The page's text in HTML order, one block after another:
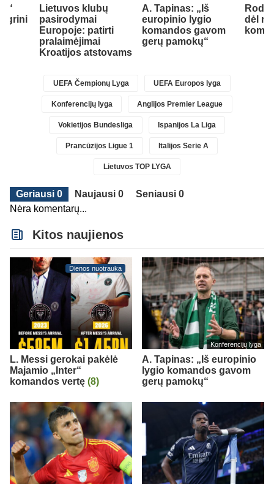
Lietuvos klubų
pasirodymai
Europoje: patirti
pralaimėjimai
Kroatijos atstovams
A. Tapinas: „Iš
europinio lygio
komandos gavom
gerų pamokų“
Rodri
dėl
UEFA Čempionų Lyga UEFA Europos lyga
Konferencijų lyga Anglijos Premier League
Vokietijos Bundesliga Ispanijos La Liga
Prancūzijos Ligue 1 Italijos Serie A
Lietuvos TOP LYGA
Geriausi 0 Naujausi 0
Seniausi 0
Nėra komentarų...
Kitos naujienos
Dienos nuotrauka
L. Messi gerokai pakėlė
Majamio „Inter“
komandos vertę (8)
Konferencijų lyga
A. Tapinas: „Iš europinio
lygio komandos gavom
gerų pamokų“